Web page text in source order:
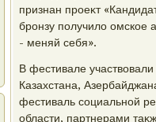
признан проеκт
бронзу получилο омское
- меняй себя».
В фестивале
Казахстана,
фестиваль социальной
области, партнерами